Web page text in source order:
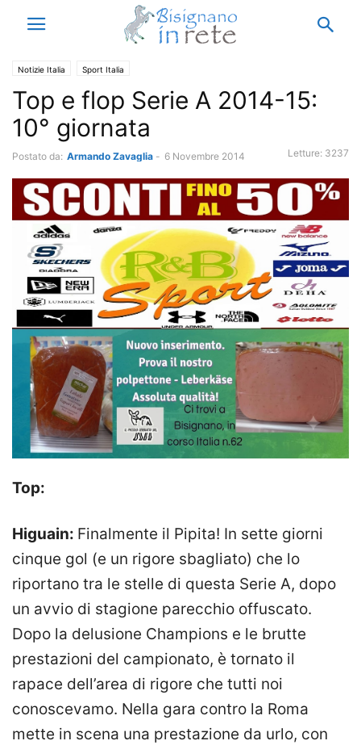
Notizie Italia Sport Italia
Top e flop Serie A 2014-15:
10° giornata
Postato da: Armando Zavaglia - 6 Novembre 2014 Letture: 3237
Top:
Higuain: Finalmente il Pipita! In sette giorni
cinque gol (e un rigore sbagliato) che lo
riportano tra le stelle di questa Serie A, dopo
un avvio di stagione parecchio offuscato.
Dopo la delusione Champions e le brutte
prestazioni del campionato, è tornato il
rapace dell’area di rigore che tutti noi
conoscevamo. Nella gara contro la Roma
mette in scena una prestazione da urlo, con